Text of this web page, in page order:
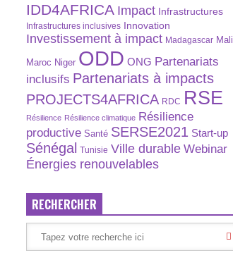
IDD4AFRICA Impact Infrastructures
Infrastructures inclusives Innovation
Investissement à impact Madagascar Mali
Maroc Niger ODD ONG Partenariats
inclusifs Partenariats à impacts
PROJECTS4AFRICA RDC RSE
Résilience Résilience climatique Résilience
productive Santé SERSE2021 Start-up
Sénégal Tunisie Ville durable Webinar
Énergies renouvelables
RECHERCHER